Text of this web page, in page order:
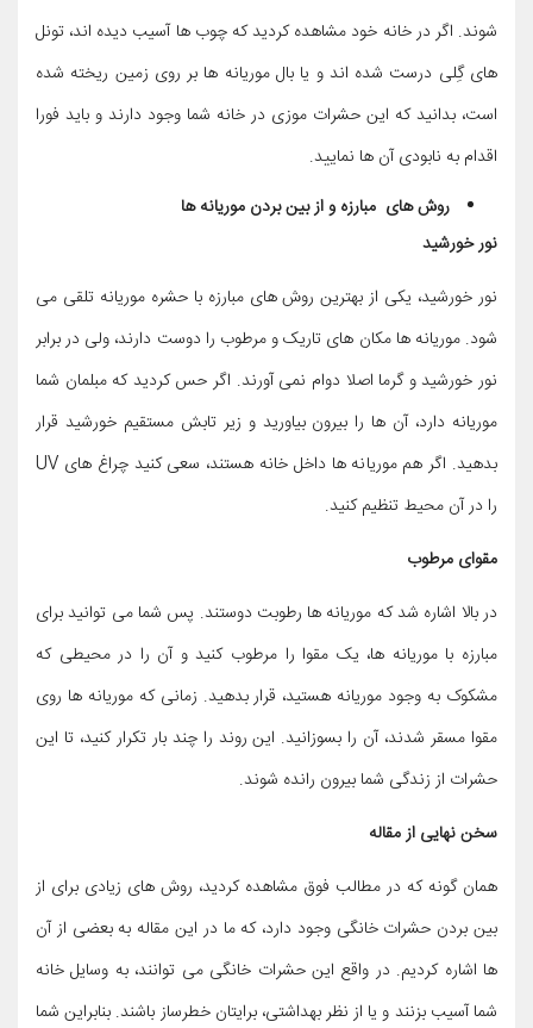
شوند. اگر در خانه خود مشاهده کردید که چوب ها آسیب دیده اند، تونل
های گِلی درست شده اند و یا بال موریانه ها بر روی زمین ریخته شده
است، بدانید که این حشرات موزی در خانه شما وجود دارند و باید فورا
اقدام به نابودی آن ها نمایید.
روش های مبارزه و از بین بردن موریانه ها
نور خورشید
نور خورشید، یکی از بهترین روش های مبارزه با حشره موریانه تلقی می
شود. موریانه ها مکان های تاریک و مرطوب را دوست دارند، ولی در برابر
نور خورشید و گرما اصلا دوام نمی آورند. اگر حس کردید که مبلمان شما
موریانه دارد، آن ها را بیرون بیاورید و زیر تابش مستقیم خورشید قرار
بدهید. اگر هم موریانه ها داخل خانه هستند، سعی کنید چراغ های UV
را در آن محیط تنظیم کنید.
مقوای مرطوب
در بالا اشاره شد که موریانه ها رطوبت دوستند. پس شما می توانید برای
مبارزه با موریانه ها، یک مقوا را مرطوب کنید و آن را در محیطی که
مشکوک به وجود موریانه هستید، قرار بدهید. زمانی که موریانه ها روی
مقوا مسقر شدند، آن را بسوزانید. این روند را چند بار تکرار کنید، تا این
حشرات از زندگی شما بیرون رانده شوند.
سخن نهایی از مقاله
همان گونه که در مطالب فوق مشاهده کردید، روش های زیادی برای از
بین بردن حشرات خانگی وجود دارد، که ما در این مقاله به بعضی از آن
ها اشاره کردیم. در واقع این حشرات خانگی می توانند، به وسایل خانه
شما آسیب بزنند و یا از نظر بهداشتی، برایتان خطرساز باشند. بنابراین شما